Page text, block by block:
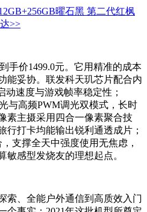
曜石黑 第二代红枫
>>
手价1499.0元。它用精准的成本
能妥协。联发科天玑芯片配合内
动速度与游戏帧率稳定性；
与高频PWM调光双模式，长时
素主摄采用四合一像素聚合技
行打卡均能输出锐利通透成片；
支撑全天中强度使用无焦虑，
敏感型发烧友的理想起点。
索、全能户外通信到高质效入门